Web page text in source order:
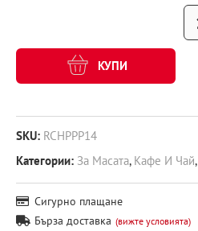
КУПИ
SKU: RCHPPP14
Категории: За Масата, Кафе И Чай,
Сигурно плащане
Бърза доставка (вижте условията)